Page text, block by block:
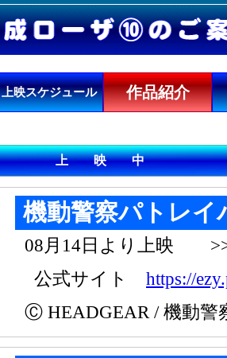
上映スケジュール 作品紹介
上 映 中
機動警察パトレイ
08月14日より上映
公式サイト https://
Ⓒ HEADGEAR / 機動警